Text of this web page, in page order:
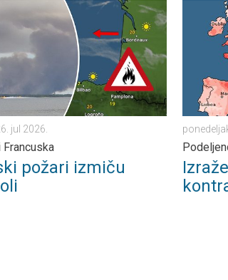
požari izmiču kontroli. Španija i Francuska. . .
jul 2026.
Francuska
požari izmiču
Izražen